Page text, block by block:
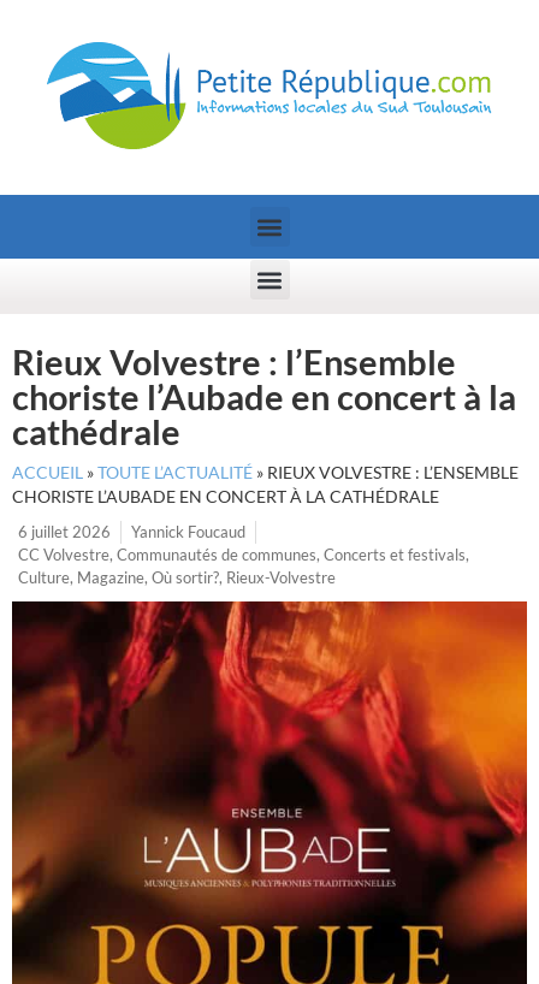
Rieux Volvestre : l’Ensemble
choriste l’Aubade en concert à la
cathédrale
ACCUEIL »TOUTE L’ACTUALITÉ » RIEUX VOLVESTRE : L’ENSEMBLE
CHORISTE L’AUBADE EN CONCERT À LA CATHÉDRALE
6 juillet 2026
Yannick Foucaud
CC Volvestre, Communautés de communes, Concerts et festivals,
Culture, Magazine, Où sortir?, Rieux-Volvestre